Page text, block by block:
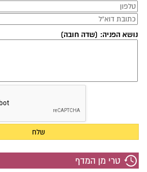
נושא הפניה: (שדה חובה)
טרי מן המדף